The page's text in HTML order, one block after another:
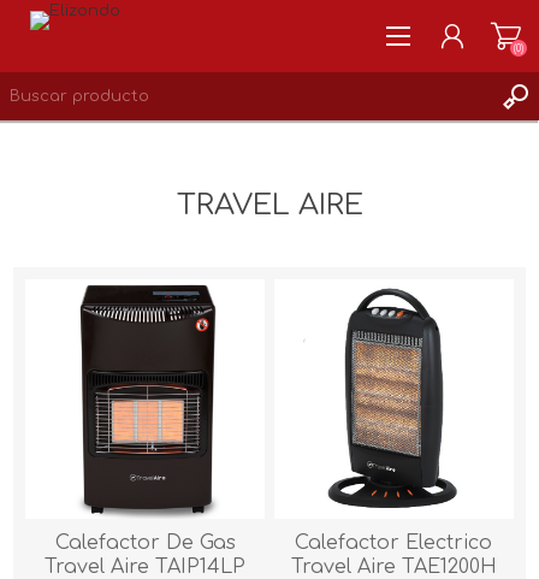
(0)
TRAVEL AIRE
Calefactor De Gas
Travel Aire TAIP14LP
Calefactor Electrico
Travel Aire TAE1200H